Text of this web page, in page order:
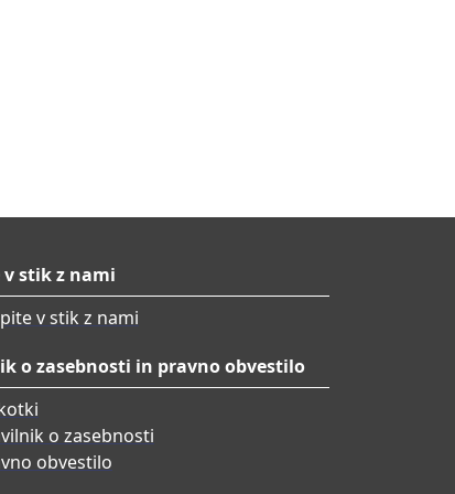
kampanj ozaveščanja.
stik z nami
v stik z nami
o zasebnosti in pravno obvestilo
o zasebnosti
obvestilo